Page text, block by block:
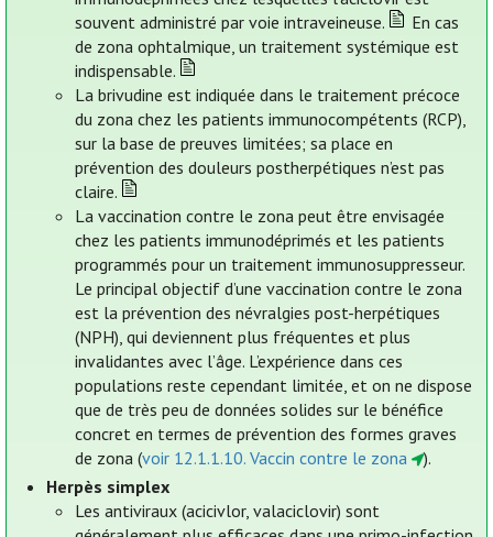
souvent administré par voie intraveineuse.
En cas
de zona ophtalmique, un traitement systémique est
indispensable.
La brivudine est indiquée dans le traitement précoce
du zona chez les patients immunocompétents (RCP),
sur la base de preuves limitées; sa place en
prévention des douleurs postherpétiques n’est pas
claire.
La vaccination contre le zona peut être envisagée
chez les patients immunodéprimés et les patients
programmés pour un traitement immunosuppresseur.
Le principal objectif d’une vaccination contre le zona
est la prévention des névralgies post-herpétiques
(NPH), qui deviennent plus fréquentes et plus
invalidantes avec l’âge. L’expérience dans ces
populations reste cependant limitée, et on ne dispose
que de très peu de données solides sur le bénéfice
concret en termes de prévention des formes graves
de zona (voir 12.1.1.10. Vaccin contre le zona
).
Herpès simplex
Les antiviraux (acicivlor, valaciclovir) sont